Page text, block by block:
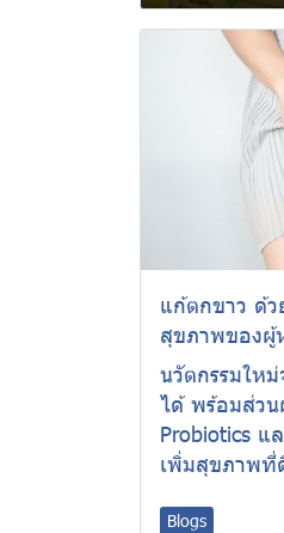
แก้ตกขาว ด้
สุขภาพของผู้
นวัตกรรมให
ได้ พร้อมส่วน
Probiotics แ
เพิ่มสุขภาพที่
Blogs